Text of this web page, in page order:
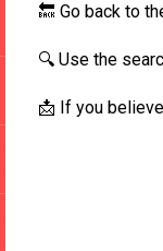
🔙 Go back to
🔍 Use the
📩 If you